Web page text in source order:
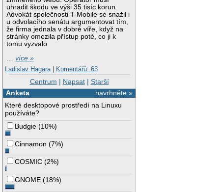
uhradit škodu ve výši 35 tisíc korun.
Advokát společnosti T-Mobile se snažil i
u odvolacího senátu argumentovat tím,
že firma jednala v dobré víře, když na
stránky omezila přístup poté, co ji k
tomu vyzvalo
…více »
Ladislav Hagara | Komentářů: 63
Centrum | Napsat| Starší
navrhněte »
Anketa
Které desktopové prostředí na Linuxu
používáte?
Budgie (10%)
Cinnamon (7%)
COSMIC (2%)
GNOME (18%)